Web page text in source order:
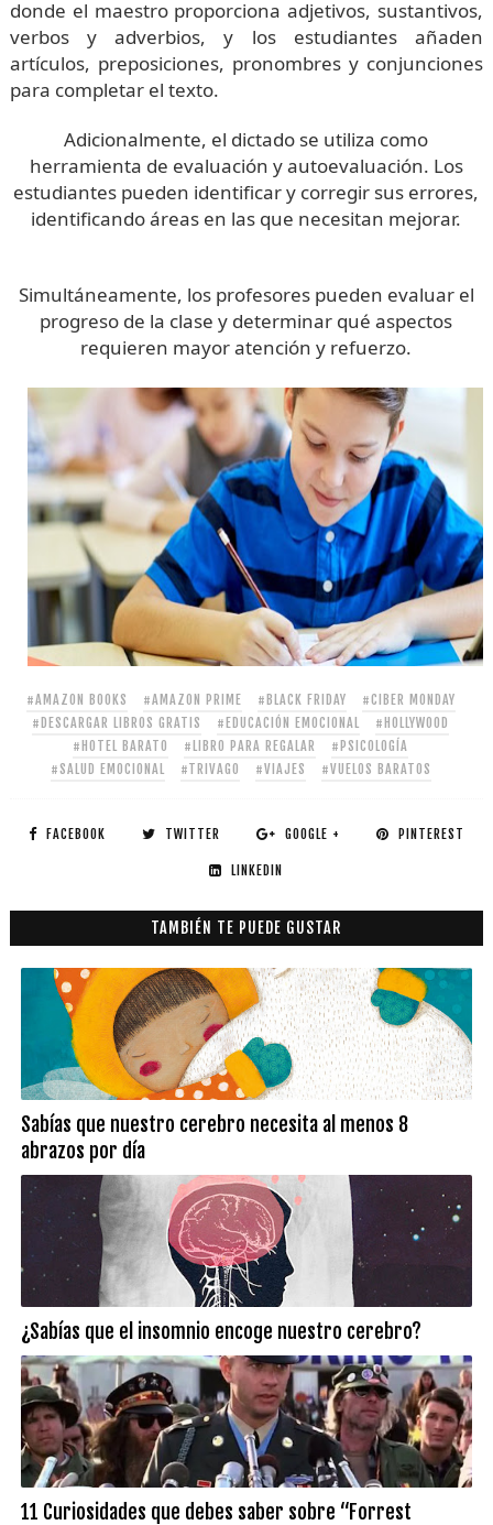
donde el maestro proporciona adjetivos, sustantivos,
verbos y adverbios, y los estudiantes añaden
artículos, preposiciones, pronombres y conjunciones
para completar el texto.
Adicionalmente, el dictado se utiliza como
herramienta de evaluación y autoevaluación. Los
estudiantes pueden identificar y corregir sus errores,
identificando áreas en las que necesitan mejorar.
Simultáneamente, los profesores pueden evaluar el
progreso de la clase y determinar qué aspectos
requieren mayor atención y refuerzo.
#AMAZON BOOKS #AMAZON PRIME #BLACK FRIDAY
#CIBER MONDAY
#DESCARGAR LIBROS GRATIS
#EDUCACIÓN EMOCIONAL
#HOLLYWOOD
#HOTEL BARATO
#LIBRO PARA REGALAR
#PSICOLOGÍA
#SALUD EMOCIONAL
#TRIVAGO #VIAJES #VUELOS BARATOS
FACEBOOK TWITTER GOOGLE + PINTEREST
LINKEDIN
TAMBIÉN TE PUEDE GUSTAR
Sabías que nuestro cerebro necesita al menos 8
abrazos por día
¿Sabías que el insomnio encoge nuestro cerebro?
11 Curiosidades que debes saber sobre “Forrest